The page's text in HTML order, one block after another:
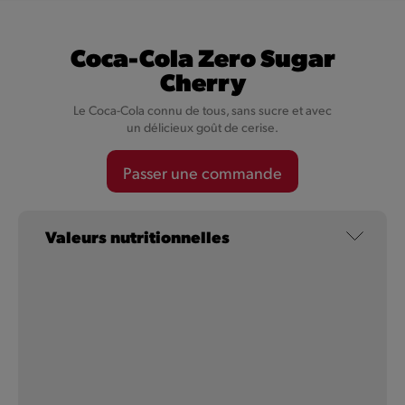
Coca-Cola
Un mélange unique d'ingrédients, avec de la caféine, de
l'eau pétillante et un léger goût de caramel.
Coca-Cola Zero Sugar
Cherry
Le Coca-Cola connu de tous, sans sucre et avec
un délicieux goût de cerise.
Passer une commande
Valeurs nutritionnelles